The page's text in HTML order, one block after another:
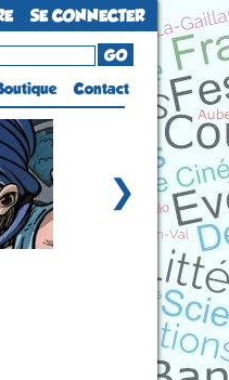
SE CONNECTER
GO
Contact
❯